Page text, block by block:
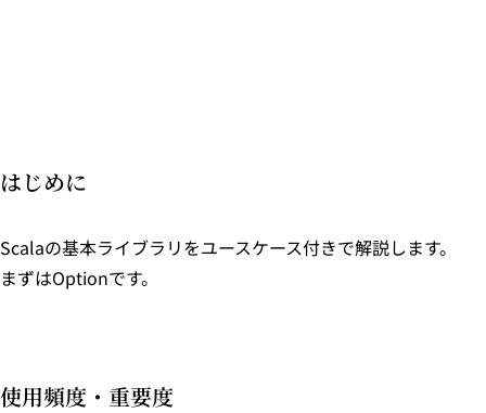
はじめに
Scalaの基本ライブラリをユースケース付きで解説します。
まずはOptionです。
使用頻度・重要度